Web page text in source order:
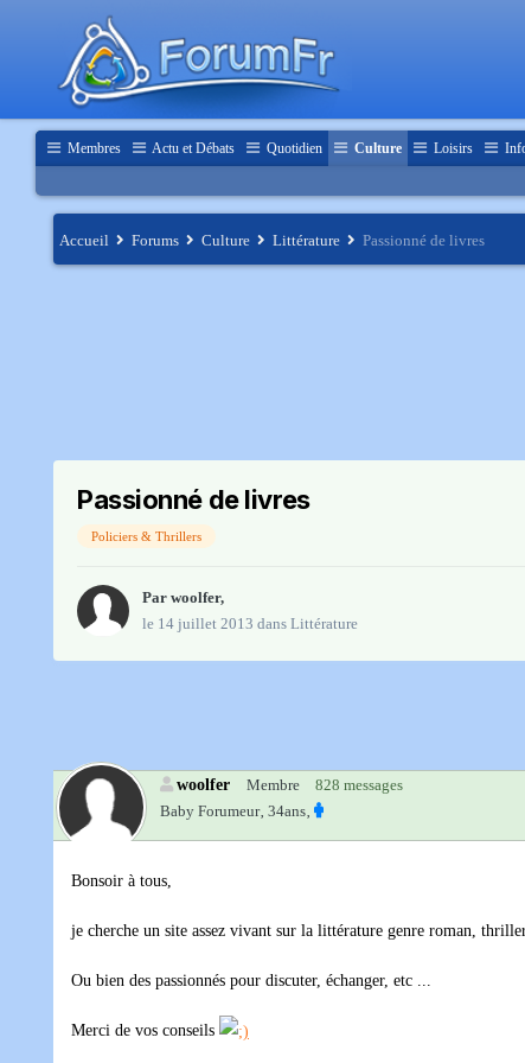
Membres Actu et Débats Quotidien Culture Loisirs
Accueil Forums Culture Littérature Passionné de livres
Passionné de livres
Policiers & Thrillers
Par woolfer,
le 14 juillet 2013 dans Littérature
woolfer Membre
828 messages
Baby Forumeur‚ 34ans‚
Bonsoir à tous,
je cherche un site assez vivant sur la littérature genre roman,
Ou bien des passionnés pour discuter, échanger, etc ...
Merci de vos conseils